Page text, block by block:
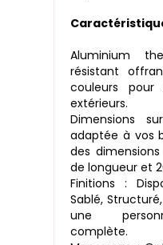
Aluminium
résistant
couleurs pour
extérieurs.
Dimensions
adaptée à vos
des
de longueur et
Finitions :
Sablé,
une
complète.